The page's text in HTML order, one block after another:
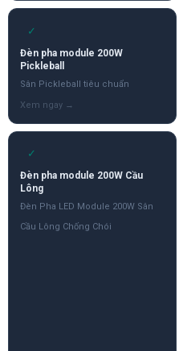
✓
Đèn pha module 200W
Pickleball
Sân Pickleball tiêu chuẩn
✓
Đèn pha module 200W Cầu
Lông
Đèn Pha LED Module 200W Sân
Cầu Lông Chống Chói